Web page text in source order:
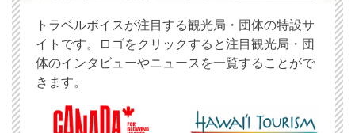
トラベルボイスが注目する観光局・団体の特設サ
イトです。ロゴをクリックすると注目観光局・団
体のインタビューやニュースを一覧することがで
きます。